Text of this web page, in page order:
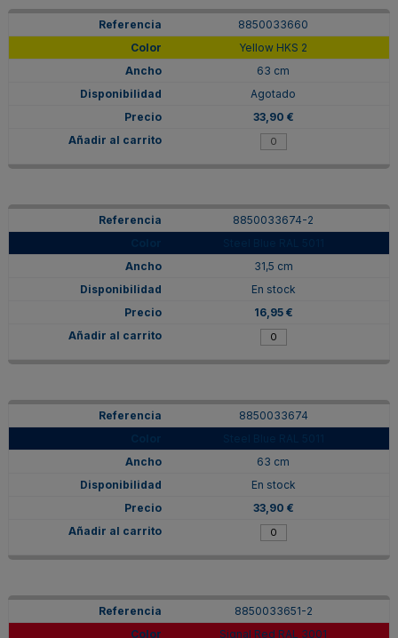
8850033660
Yellow HKS 2
63 cm
Agotado
33,90 €
8850033674-2
31,5 cm
En stock
16,95 €
8850033674
63 cm
En stock
33,90 €
8850033651-2
Signal Red RAL 3001